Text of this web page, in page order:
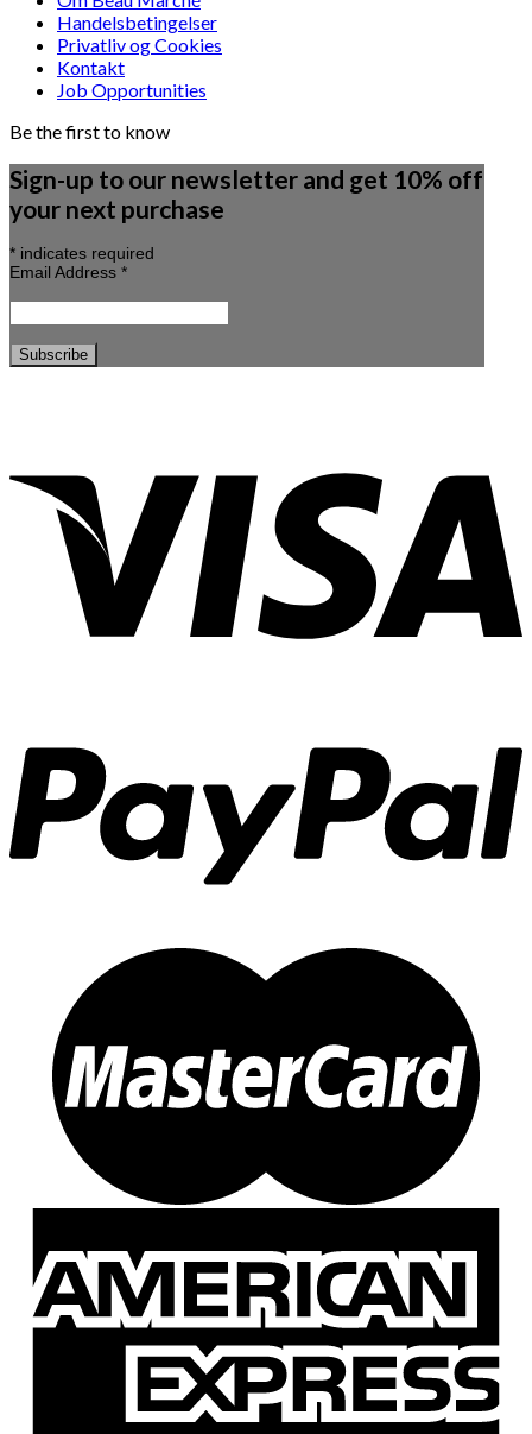
Handelsbetingelser
Privatliv og Cookies
Kontakt
Job Opportunities
Be the first to know
Sign-up to our newsletter and get 10% off
your next purchase
* indicates required
Email Address *